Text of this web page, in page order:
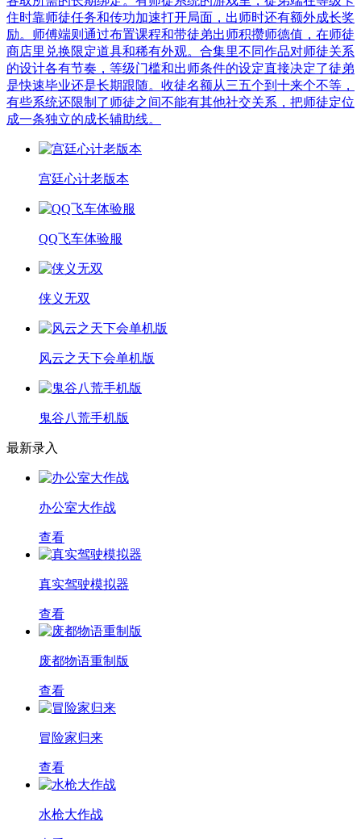
住时靠师徒任务和传功加速打开局面，出师时还有额外成长奖
励。师傅端则通过布置课程和带徒弟出师积攒师德值，在师徒
商店里兑换限定道具和稀有外观。合集里不同作品对师徒关系
的设计各有节奏，等级门槛和出师条件的设定直接决定了徒弟
是快速毕业还是长期跟随。收徒名额从三五个到十来个不等，
有些系统还限制了师徒之间不能有其他社交关系，把师徒定位
成一条独立的成长辅助线。
宫廷心计老版本
QQ飞车体验服
侠义无双
风云之天下会单机版
鬼谷八荒手机版
最新录入
办公室大作战
查看
真实驾驶模拟器
查看
废都物语重制版
查看
冒险家归来
查看
水枪大作战